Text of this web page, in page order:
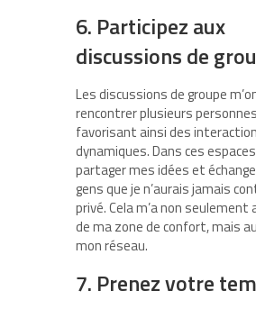
6. Participez aux
discussions de
Les discussions de groupe
rencontrer plusieurs
favorisant ainsi des
dynamiques. Dans ces
partager mes idées et
gens que je n’aurais jamais
privé. Cela m’a non
de ma zone de confort, mais
mon réseau.
7. Prenez votre